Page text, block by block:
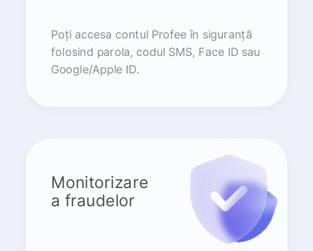
Poți accesa contul Profee în siguranță
folosind parola, codul SMS, Face ID sau
Google/Apple ID.
Monitorizare
a fraudelor